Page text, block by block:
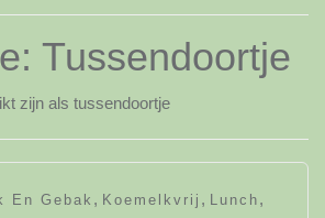
Tussendoortje
zijn als tussendoortje
En Gebak , Koemelkvrij , Lunch ,